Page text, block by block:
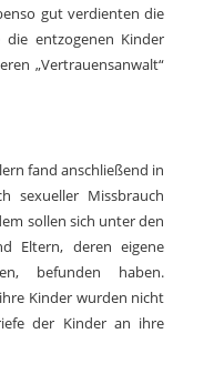
gut verdienten die
die entzogenen Kinder
„Vertrauensanwalt“
fand anschließend in
sexueller Missbrauch
sollen sich unter den
Eltern, deren eigene
befunden haben.
Kinder wurden nicht
der Kinder an ihre